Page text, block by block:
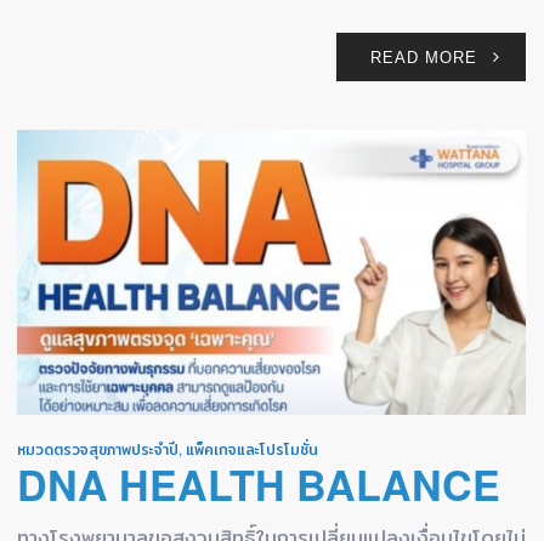
READ MORE
หมวดตรวจสุขภาพประจำปี, แพ็คเกจและโปรโมชั่น
DNA HEALTH BALANCE